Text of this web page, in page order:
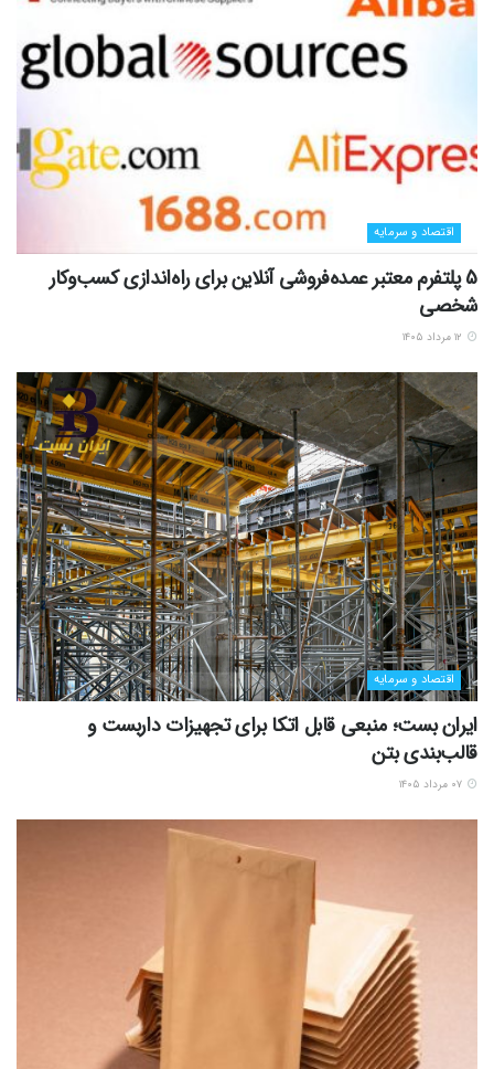
اقتصاد و سرمایه
5 پلتفرم معتبر عمده‌فروشی آنلاین برای راه‌اندازی کسب‌وکار
شخصی
اقتصاد و سرمایه
ایران بست؛ منبعی قابل اتکا برای تجهیزات داربست و
قالب‌بندی بتن